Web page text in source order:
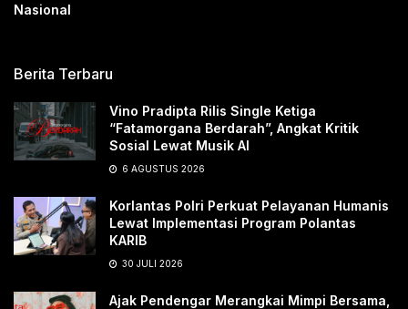
Nasional
Berita Terbaru
Vino Pradipta Rilis Single Ketiga
“Fatamorgana Berdarah”, Angkat Kritik
Sosial Lewat Musik AI
6 AGUSTUS 2026
Korlantas Polri Perkuat Pelayanan Humanis
Lewat Implementasi Program Polantas
KARIB
30 JULI 2026
Ajak Pendengar Merangkai Mimpi Bersama,